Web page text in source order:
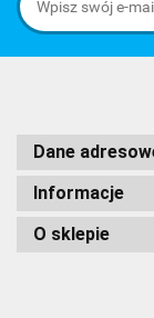
Dane
Informacje
O sklepie